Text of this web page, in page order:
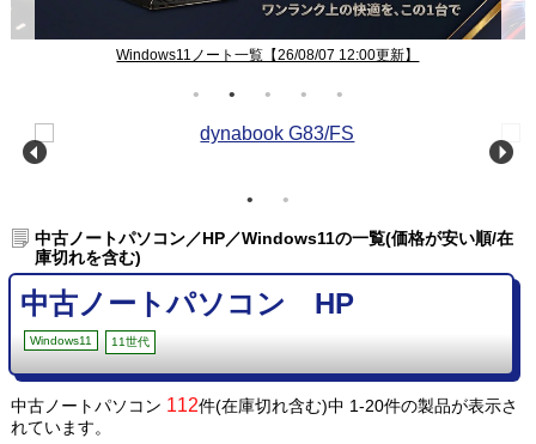
Windows11ノート一覧【26/08/07 12:00更新】
中古ノートパソコン／HP／Windows11の一覧(価格が安い順/在
庫切れを含む)
中古ノートパソコン HP
Windows11 11世代
中古ノートパソコン 112件(在庫切れ含む)中 1-20件の製品が表示さ
れています。